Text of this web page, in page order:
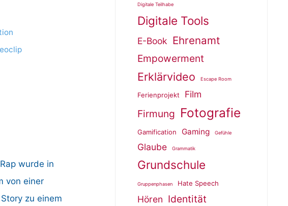
wurde in
von einer
zu einem
Digitale Teilhabe
Digitale Tools
E-Book Ehrenamt
Empowerment
Erklärvideo Escape Room
Ferienprojekt Film
Firmung Fotografie
Gamification Gaming Gefühle
Glaube Grammatik
Grundschule
Gruppenphasen Hate Speech
Hören Identität